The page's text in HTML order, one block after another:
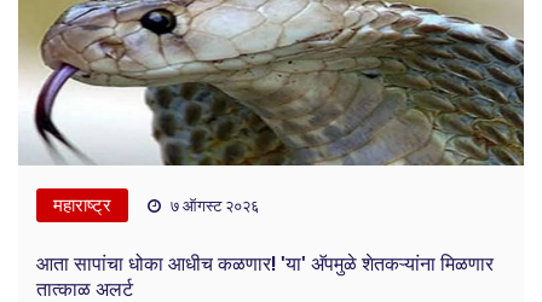
महाराष्ट्र ७ ऑगस्ट २०२६
आता सापांचा धोका आधीच कळणार! 'या' अ‍ॅपमुळे शेतकऱ्यांना मिळणार
तात्काळ अलर्ट